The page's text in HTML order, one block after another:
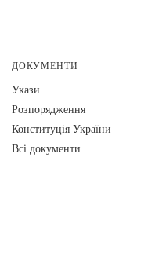
ДОКУМЕНТИ
Укази
Розпорядження
Конституція України
Всі документи